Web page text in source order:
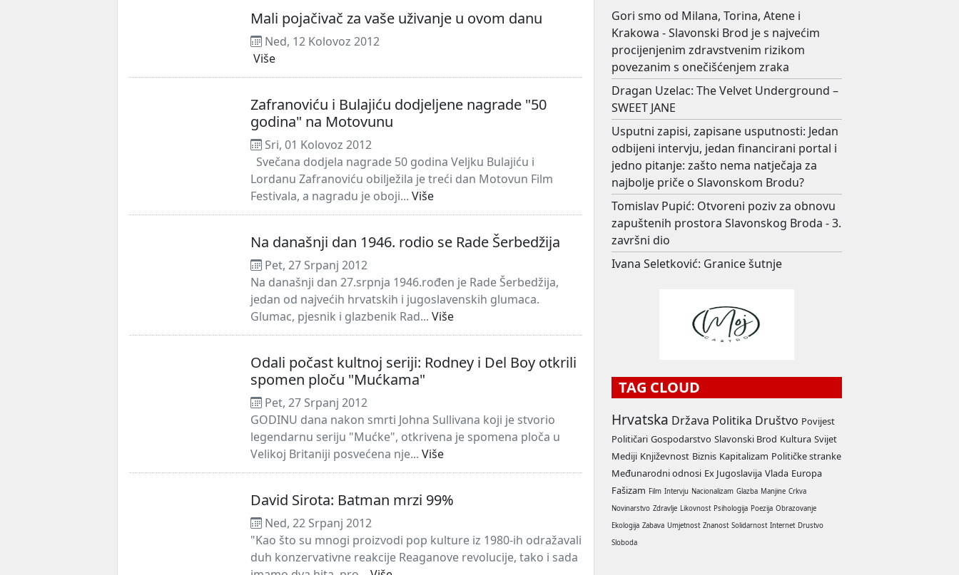
Mali pojačivač za vaše uživanje u ovom danu
Ned, 12 Kolovoz 2012
Više
Zafranoviću i Bulajiću dodjeljene nagrade "50
godina" na Motovunu
Sri, 01 Kolovoz 2012
Svečana dodjela nagrade 50 godina Veljku Bulajiću i
Lordanu Zafranoviću obilježila je treći dan Motovun Film
Festivala, a nagradu je oboji... Više
Na današnji dan 1946. rodio se Rade Šerbedžija
Pet, 27 Srpanj 2012
Na današnji dan 27.srpnja 1946.rođen je Rade Šerbedžija,
jedan od najvećih hrvatskih i jugoslavenskih glumaca.
Glumac, pjesnik i glazbenik Rad... Više
Odali počast kultnoj seriji: Rodney i Del Boy otkrili
spomen ploču "Mućkama"
Pet, 27 Srpanj 2012
GODINU dana nakon smrti Johna Sullivana koji je stvorio
legendarnu seriju "Mućke", otkrivena je spomena ploča u
Velikoj Britaniji posvećena nje... Više
David Sirota: Batman mrzi 99%
Ned, 22 Srpanj 2012
"Kao što su mnogi proizvodi pop kulture iz 1980-ih odražavali
duh konzervativne reakcije Reaganove revolucije, tako i sada
Gori smo od Milana, Torina, Atene i
Krakowa - Slavonski Brod je s najvećim
procijenjenim zdravstvenim rizikom
povezanim s onečišćenjem zraka
Dragan Uzelac: The Velvet Underground –
SWEET JANE
Usputni zapisi, zapisane usputnosti: Jedan
odbijeni intervju, jedan financirani portal i
jedno pitanje: zašto nema natječaja za
najbolje priče o Slavonskom Brodu?
Tomislav Pupić: Otvoreni poziv za obnovu
zapuštenih prostora Slavonskog Broda - 3.
završni dio
Ivana Seletković: Granice šutnje
TAG CLOUD
Hrvatska Država Politika Društvo Povijest
Političari Gospodarstvo Slavonski Brod Kultura Svijet
Mediji Književnost Biznis Kapitalizam Političke stranke
Međunarodni odnosi Ex Jugoslavija Vlada Europa
Fašizam Film Intervju Nacionalizam Glazba Manjine Crkva
Novinarstvo Zdravlje Likovnost Psihologija Poezija Obrazovanje
Ekologija Zabava Umjetnost Znanost Solidarnost Internet Drustvo
Sloboda